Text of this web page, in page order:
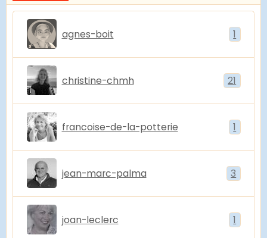
agnes-boit 1
christine-chmh 21
francoise-de-la-potterie 1
jean-marc-palma 3
joan-leclerc 1